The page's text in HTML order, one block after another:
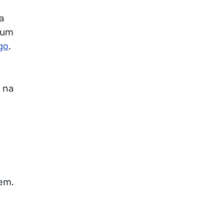
.
na